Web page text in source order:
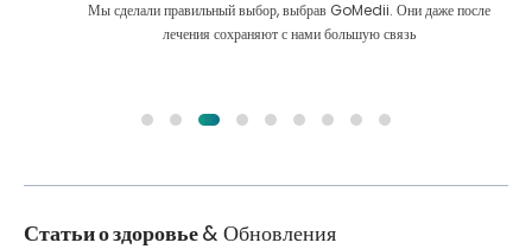
Мы сделали правильный выбор, выбрав GoMedii. Они даже после
лечения сохраняют с нами большую связь
Статьи о здоровье& Обновления